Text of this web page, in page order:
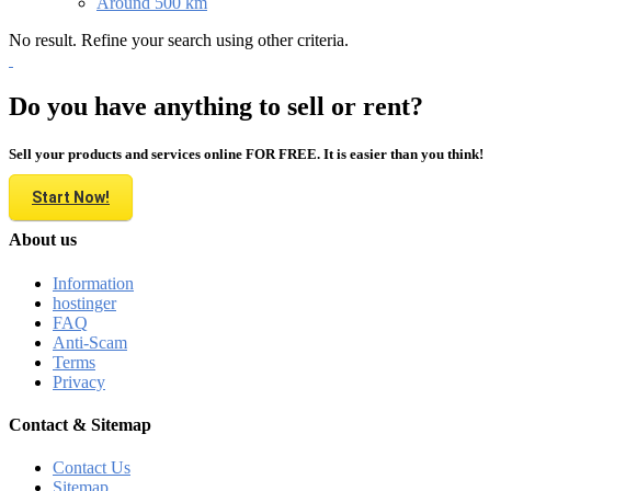
No result. Refine your search using other criteria.
Do you have anything to sell or rent?
Sell your products and services online FOR FREE. It is easier than you think!
Start Now!
About us
Information
hostinger
FAQ
Anti-Scam
Terms
Privacy
Contact & Sitemap
Contact Us